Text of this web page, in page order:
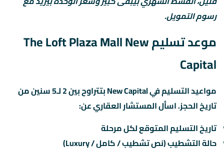
رسوم التمويل.
موعد تسليم The Loft Plaza Mall New
Capital
مواعيد التسليم في New Capital بتتراوح بين 2 لـ5 سنين من
تاريخ الحجز. اسأل المستشار العقاري عن:
تاريخ التسليم المتوقع لكل مرحلة
حالة التشطيب (نص تشطيب / كامل / Luxury)